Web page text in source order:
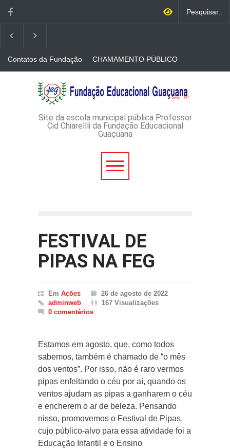
Contatos da Fundação
CHAMAMENTO PÚBLICO
CREDENCIAMENTO DE
IMPRESSOS
AVISO DE DISPENSA DE
LICITAÇÃO - DISPENSA DE
LICITAÇÃO Nº 53/2026-
ADMINISTRATIVO Nº
Site da escola municipal pública Professor
Cid Chiarellli da Fundação Educacional
Guaçuana
FESTIVAL DE
PIPAS NA FEG
Em Ações
26 de agosto de 2022
adminweb
167 Visualizações
0 comentários
Estamos em agosto, que, como todos
sabemos, também é chamado de “o mês
dos ventos”. Por isso, não é raro vermos
pipas enfeitando o céu por aí, quando os
ventos ajudam as pipas a ganharem o céu
e encherem o ar de beleza. Pensando
nisso, promovemos o Festival de Pipas,
cujo público-alvo para essa atividade foi a
Educação Infantil e o Ensino